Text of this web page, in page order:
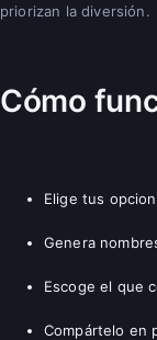
priorizan la diversión.
Cómo
Elige tus
Genera
Escoge el que
Compártelo en